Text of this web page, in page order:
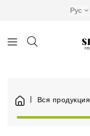
Рус
Вся продукция